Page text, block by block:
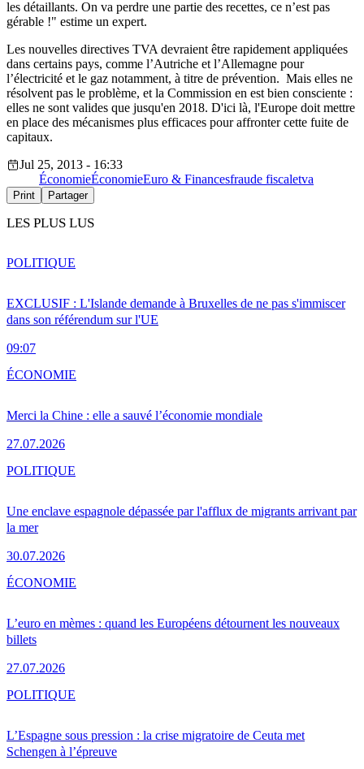
les détaillants. On va perdre une partie des recettes, ce n’est pas
gérable !" estime un expert.
Les nouvelles directives TVA devraient être rapidement appliquées
dans certains pays, comme l’Autriche et l’Allemagne pour
l’électricité et le gaz notamment, à titre de prévention. Mais elles ne
résolvent pas le problème, et la Commission en est bien consciente :
elles ne sont valides que jusqu'en 2018. D'ici là, l'Europe doit mettre
en place des mécanismes plus efficaces pour affronter cette fuite de
capitaux.
Jul 25, 2013 - 16:33
ÉconomieÉconomieEuro & Financesfraude fiscaletva
Print Partager
LES PLUS LUS
EXCLUSIF : L'Islande demande à Bruxelles de ne pas s'immiscer
dans son référendum sur l'UE
09:07
POLITIQUE
Merci la Chine : elle a sauvé l’économie mondiale
27.07.2026
ÉCONOMIE
Une enclave espagnole dépassée par l'afflux de migrants arrivant par
la mer
30.07.2026
POLITIQUE
L’euro en mèmes : quand les Européens détournent les nouveaux
billets
27.07.2026
ÉCONOMIE
L’Espagne sous pression : la crise migratoire de Ceuta met
Schengen à l’épreuve
POLITIQUE